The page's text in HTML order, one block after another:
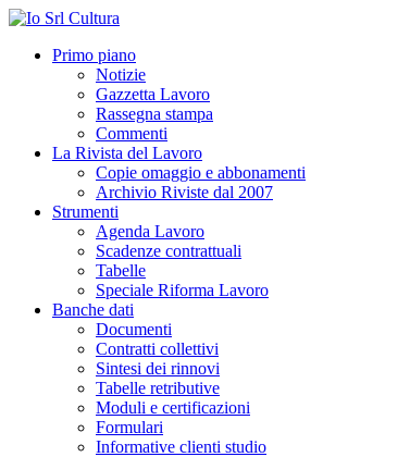
Primo piano
Notizie
Gazzetta Lavoro
Rassegna stampa
Commenti
La Rivista del Lavoro
Copie omaggio e abbonamenti
Archivio Riviste dal 2007
Strumenti
Agenda Lavoro
Scadenze contrattuali
Tabelle
Speciale Riforma Lavoro
Banche dati
Documenti
Contratti collettivi
Sintesi dei rinnovi
Tabelle retributive
Moduli e certificazioni
Formulari
Informative clienti studio